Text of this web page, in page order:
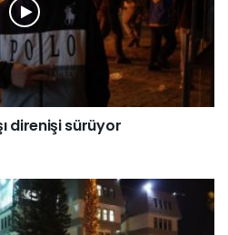
direnişi sürüyor